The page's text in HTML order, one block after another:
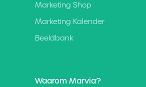
Marketing Shop
Marketing Kalender
Beeldbank
Waarom Marvia?